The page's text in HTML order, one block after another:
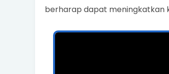
berharap dapat meningkatkan